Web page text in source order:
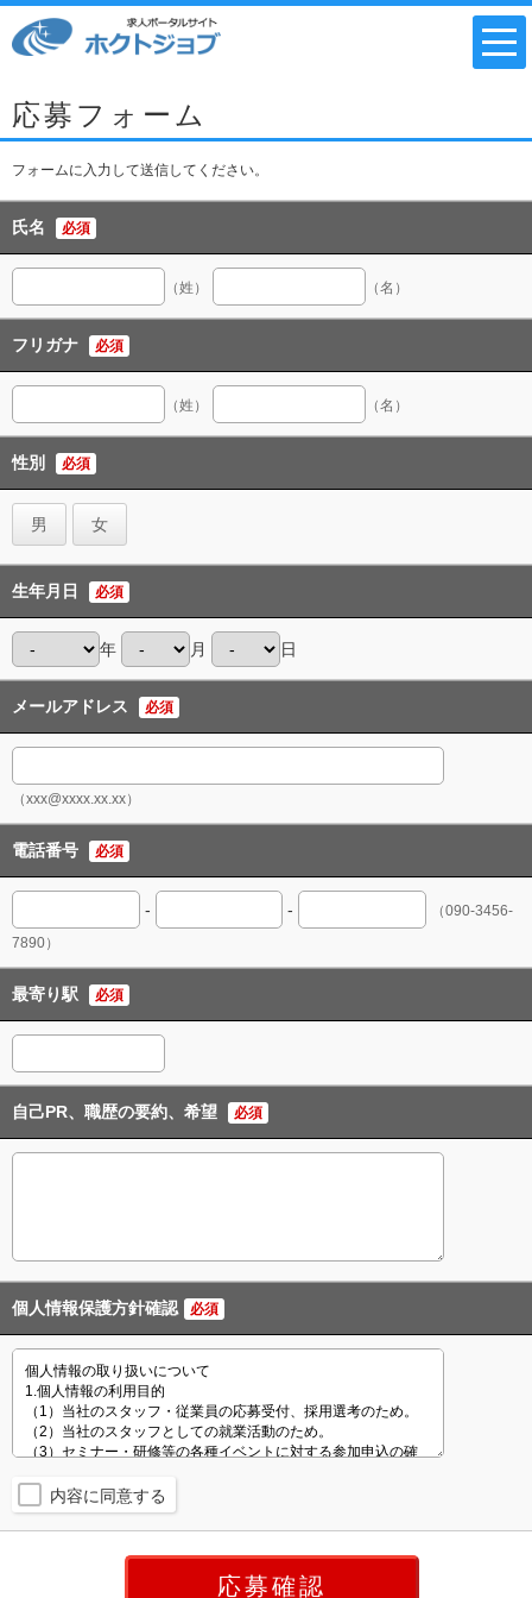
応募フォーム
フォームに入力して送信してください。
氏名 必須
（姓） （名）
フリガナ 必須
（姓） （名）
性別 必須
男 女
生年月日 必須
年 月 日
メールアドレス 必須
（xxx@xxxx.xx.xx）
電話番号 必須
- -
（090-3456-
7890）
最寄り駅 必須
自己PR、職歴の要約、希望 必須
個人情報保護方針確認 必須
内容に同意する